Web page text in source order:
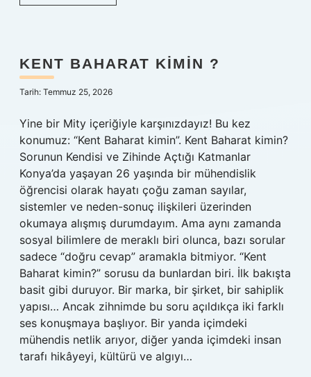
tahsilat
KENT BAHARAT KIMIN ?
Tarih: Temmuz 25, 2026
Yine bir Mity içeriğiyle karşınızdayız! Bu kez
konumuz: “Kent Baharat kimin”. Kent Baharat kimin?
Sorunun Kendisi ve Zihinde Açtığı Katmanlar
Konya’da yaşayan 26 yaşında bir mühendislik
öğrencisi olarak hayatı çoğu zaman sayılar,
sistemler ve neden-sonuç ilişkileri üzerinden
okumaya alışmış durumdayım. Ama aynı zamanda
sosyal bilimlere de meraklı biri olunca, bazı sorular
sadece “doğru cevap” aramakla bitmiyor. “Kent
Baharat kimin?” sorusu da bunlardan biri. İlk bakışta
basit gibi duruyor. Bir marka, bir şirket, bir sahiplik
yapısı… Ancak zihnimde bu soru açıldıkça iki farklı
ses konuşmaya başlıyor. Bir yanda içimdeki
mühendis netlik arıyor, diğer yanda içimdeki insan
tarafı hikâyeyi, kültürü ve algıyı…